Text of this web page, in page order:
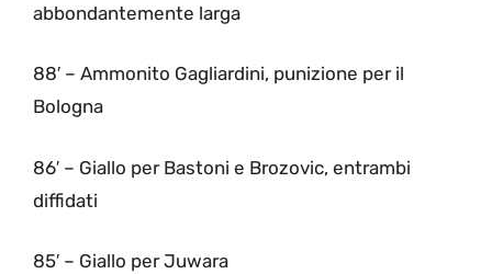
abbondantemente larga
88′ – Ammonito Gagliardini, punizione per il
Bologna
86′ – Giallo per Bastoni e Brozovic, entrambi
diffidati
85′ – Giallo per Juwara